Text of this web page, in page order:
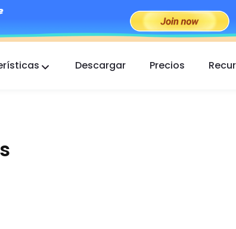
de tu teléfono, nuestra
Descargar Precios